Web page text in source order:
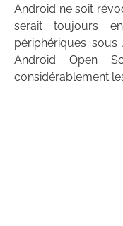
Android ne soit
serait toujours
périphériques
Android Open
considérablement